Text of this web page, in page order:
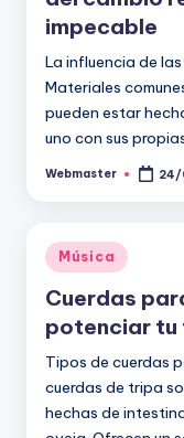
impecable
La influencia de
Materiales
pueden estar
uno con sus
Publicado
Webmaster 24/
Publicado
en
Música
Cuerdas
potenciar tu
Tipos de cuerdas
cuerdas de tripa
hechas de